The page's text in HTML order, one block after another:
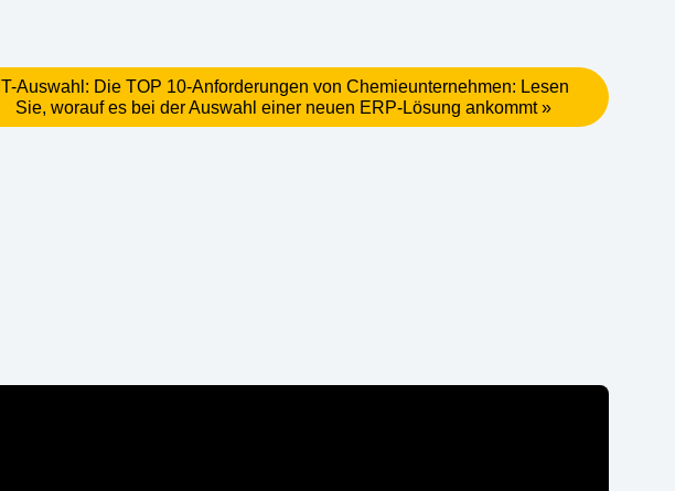
IT-Auswahl: Die TOP 10-Anforderungen von Chemieunternehmen: Lesen
Sie, wor­auf es bei der Aus­wahl einer neu­en ERP-Lösung ankommt »